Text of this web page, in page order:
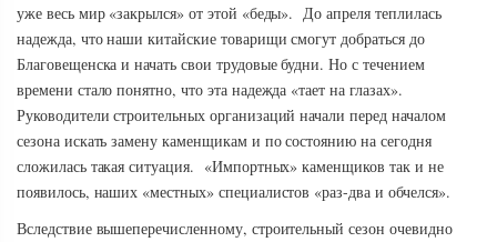
уже весь мир «закрылся» от этой «беды». До апреля теплилась
надежда, что наши китайские товарищи смогут добраться до
Благовещенска и начать свои трудовые будни. Но с течением
времени стало понятно, что эта надежда «тает на глазах».
Руководители строительных организаций начали перед началом
сезона искать замену каменщикам и по состоянию на сегодня
сложилась такая ситуация. «Импортных» каменщиков так и не
появилось, наших «местных» специалистов «раз-два и обчелся».
Вследствие вышеперечисленному, строительный сезон очевидно